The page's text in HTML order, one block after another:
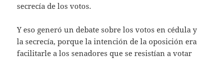
secrecía de los votos.
Y eso generó un debate sobre los votos en cédula y
la secrecía, porque la intención de la oposición era
facilitarle a los senadores que se resistían a votar